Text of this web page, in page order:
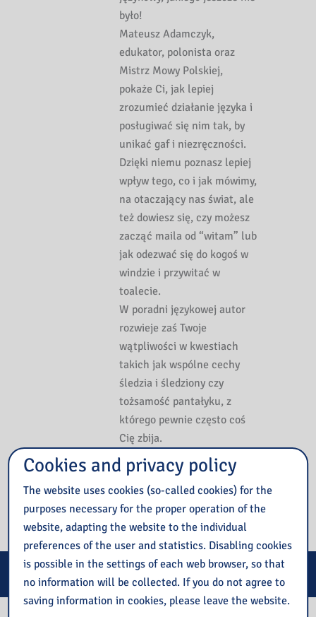
było!
Mateusz Adamczyk,
edukator, polonista oraz
Mistrz Mowy Polskiej,
pokaże Ci, jak lepiej
zrozumieć działanie języka i
posługiwać się nim tak, by
unikać gaf i niezręczności.
Dzięki niemu poznasz lepiej
wpływ tego, co i jak mówimy,
na otaczający nas świat, ale
też dowiesz się, czy możesz
zacząć maila od “witam” lub
jak odezwać się do kogoś w
windzie i przywitać w
toalecie.
W poradni językowej autor
rozwieje zaś Twoje
wątpliwości w kwestiach
takich jak wspólne cechy
śledzia i śledziony czy
tożsamość pantałyku, z
którego pewnie często coś
Cię zbija.
Książkę znajdziesz TUTAJ
E-services
Cookies and privacy policy
The website uses cookies (so-called cookies) for the
purposes necessary for the proper operation of the
website, adapting the website to the individual
preferences of the user and statistics. Disabling cookies
is possible in the settings of each web browser, so that
no information will be collected. If you do not agree to
saving information in cookies, please leave the website.